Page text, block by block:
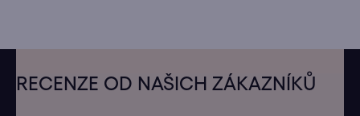
RECENZE OD NAŠICH ZÁKAZNÍKŮ